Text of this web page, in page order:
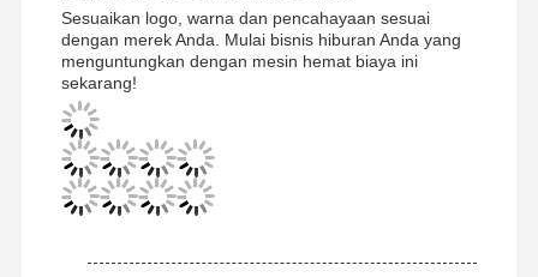
Sesuaikan logo, warna dan pencahayaan sesuai
dengan merek Anda. Mulai bisnis hiburan Anda yang
menguntungkan dengan mesin hemat biaya ini
sekarang!